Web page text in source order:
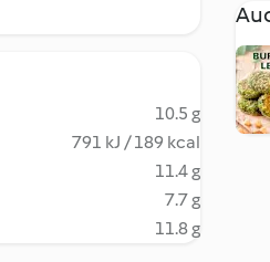
10.5 g
791 kJ / 189 kcal
11.4 g
7.7 g
11.8 g